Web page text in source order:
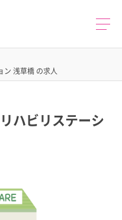
ン 浅草橋 の求人
ハビリステーシ